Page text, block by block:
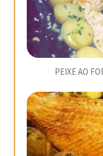
PEIXE AO